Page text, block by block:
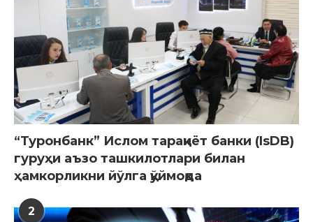
“Туронбанк” Ислом тараққиёт банки (IsDB)
гуруҳи аъзо ташкилотлари билан
ҳамкорликни йўлга қўймоқда
2